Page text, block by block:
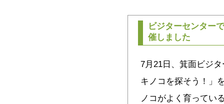
ビジターセンター
催しました
7月21日、箕面ビジ
キノコを探そう！」
ノコがよく育ってい